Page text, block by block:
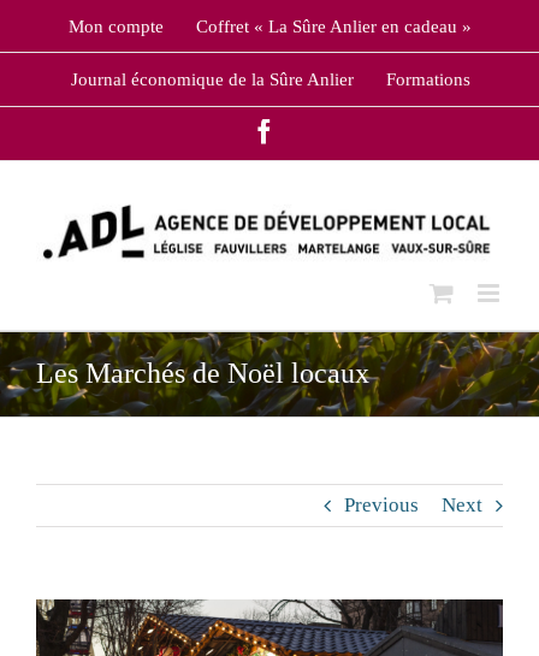
Mon compte Coffret « La Sûre Anlier en cadeau »
Journal économique de la Sûre Anlier Formations
Les Marchés de Noël locaux
Previous Next
View
Larger